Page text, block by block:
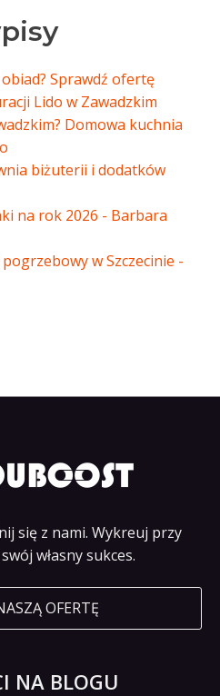
Sprawdź ofertę
Lido w Zawadzkim
Domowa kuchnia
biżuterii i dodatków
na rok 2026 - Barbara
w Szczecinie -
się z nami. Wykreuj przy
własny sukces.
OFERTĘ
NA BLOGU